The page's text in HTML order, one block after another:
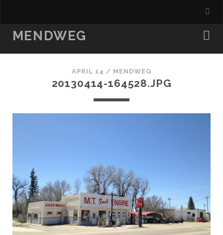
MENDWEG
APRIL 14 / MENDWEG
20130414-164528.JPG